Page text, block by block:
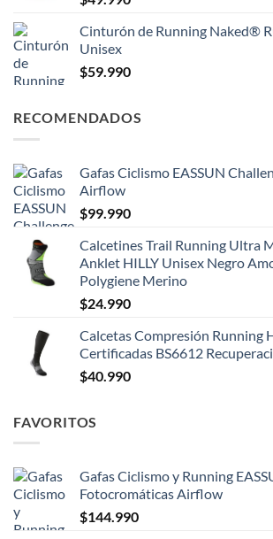
Cinturón de Running Naked®
Unisex
$59.990
RECOMENDADOS
Gafas Ciclismo EASSUN
Airflow
$99.990
Calcetines Trail Running Ultra
Anklet HILLY Unisex Negro
Polygiene Merino
$24.990
Calcetas Compresión Running
Certificadas BS6612
$40.990
FAVORITOS
Gafas Ciclismo y Running
Fotocromáticas Airflow
$144.990